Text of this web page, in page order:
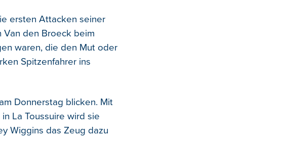
ersten Attacken seiner
Van den Broeck beim
waren, die den Mut oder
Spitzenfahrer ins
Donnerstag blicken. Mit
La Toussuire wird sie
Wiggins das Zeug dazu